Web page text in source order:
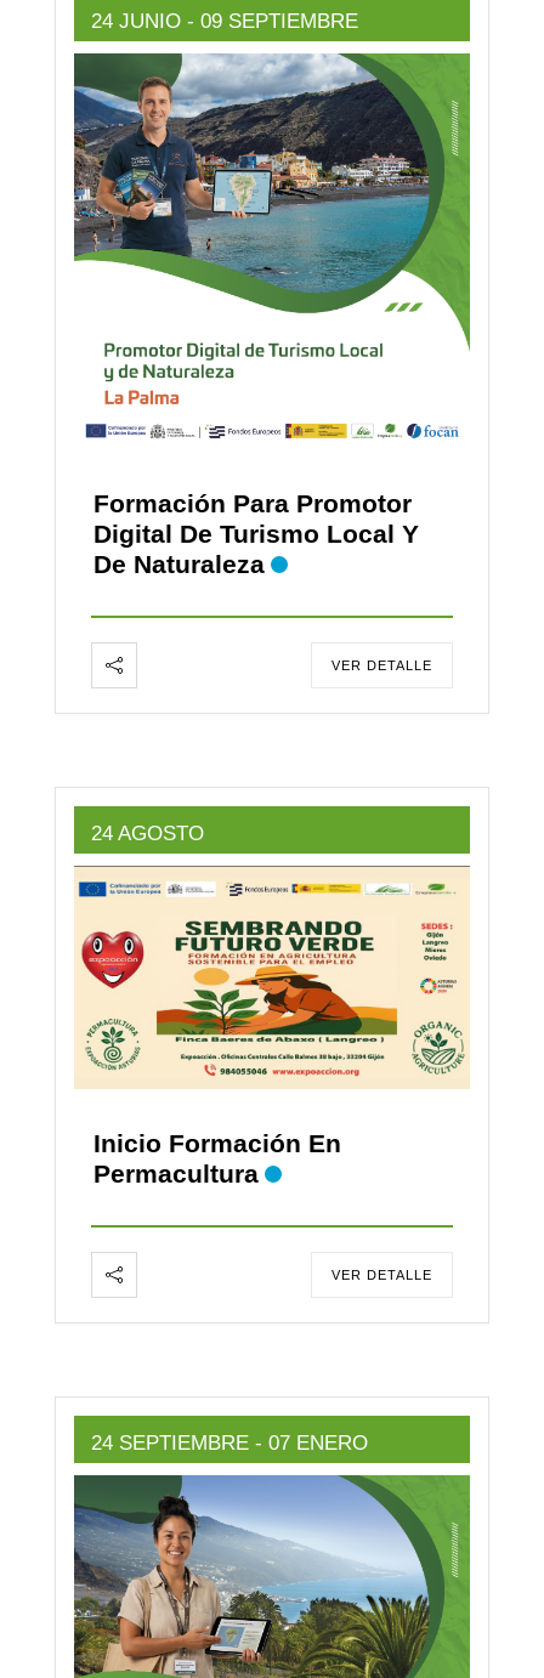
24 JUNIO- 09 SEPTIEMBRE
Formación Para Promotor
Digital De Turismo Local Y
De Naturaleza
VER DETALLE
24 AGOSTO
Inicio Formación En
Permacultura
VER DETALLE
24 SEPTIEMBRE- 07 ENERO